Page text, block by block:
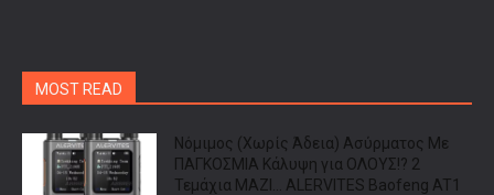
MOST READ
Νόμιμος (Χωρίς Άδεια) Ασύρματος Με
ΠΑΓΚΟΣΜΙΑ Κάλυψη για ΟΛΟΥΣ!? 2
Τεμάχια ΜΑΖΙ… ALERVITES Baofeng AT1